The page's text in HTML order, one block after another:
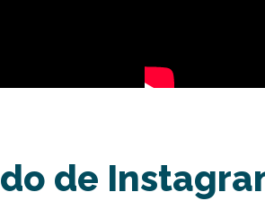
de